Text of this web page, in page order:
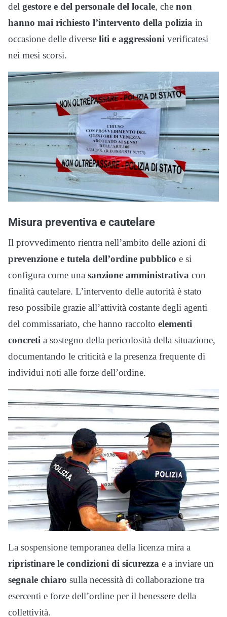
del gestore e del personale del locale, che non
hanno mai richiesto l’intervento della polizia in
occasione delle diverse liti e aggressioni verificatesi
nei mesi scorsi.
Misura preventiva e cautelare
Il provvedimento rientra nell’ambito delle azioni di
prevenzione e tutela dell’ordine pubblico e si
configura come una sanzione amministrativa con
finalità cautelare. L’intervento delle autorità è stato
reso possibile grazie all’attività costante degli agenti
del commissariato, che hanno raccolto elementi
concreti a sostegno della pericolosità della situazione,
documentando le criticità e la presenza frequente di
individui noti alle forze dell’ordine.
La sospensione temporanea della licenza mira a
ripristinare le condizioni di sicurezza e a inviare un
segnale chiaro sulla necessità di collaborazione tra
esercenti e forze dell’ordine per il benessere della
collettività.